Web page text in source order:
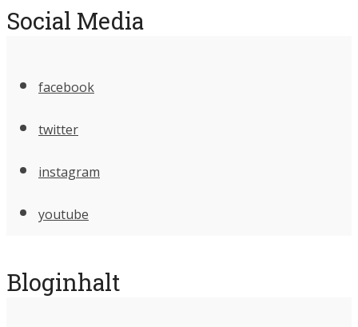
Social Media
facebook
twitter
instagram
youtube
Bloginhalt